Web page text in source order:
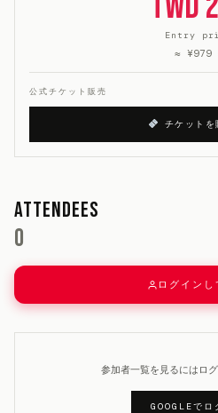
Entry
≈ ¥979
公式チケット販売
チケット
Attendees
0
ログインし
参加者一覧を見るにはログ
GOOGLEでロ